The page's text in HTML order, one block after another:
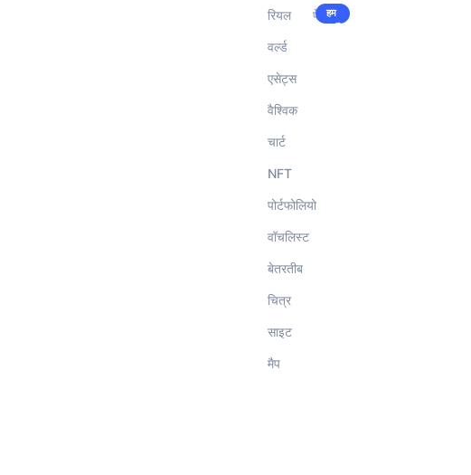
रियल
वर्ल्ड
एसेट्स
वैश्विक
चार्ट
NFT
पोर्टफोलियो
वॉचलिस्‍ट
बेतरतीब
चित्र
साइट
मैप
पेशेहम